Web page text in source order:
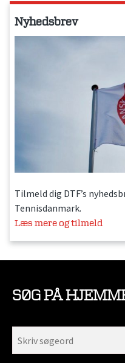
Nyhedsbrev
Tilmeld dig DTF’s
Tennisdanmark.
Læs mere og tilmeld
SØG PÅ